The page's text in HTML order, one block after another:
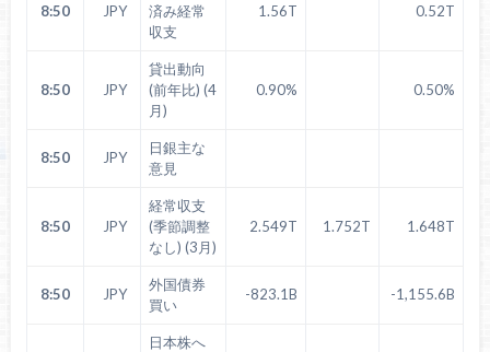
8:50 JPY
済み経常
収支
1.56T 0.52T
8:50 JPY
貸出動向
(前年比) (4
月)
0.90% 0.50%
8:50 JPY
日銀主な
意見
8:50 JPY
経常収支
(季節調整
なし) (3月)
2.549T 1.752T 1.648T
8:50 JPY
外国債券
買い
-823.1B -1,155.6B
日本株へ